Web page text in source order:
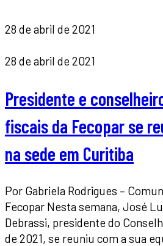
28 de abril de 2021
28 de abril de 2021
Presidente e
fiscais da Fecopar se
na sede em Curitiba
Por Gabriela Rodrigues –
Fecopar Nesta semana, José
Debrassi, presidente do
de 2021, se reuniu com a sua